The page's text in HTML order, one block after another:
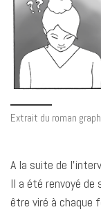
Extrait du roman
A la suite de
Il a été renvoyé de
être viré à chaque